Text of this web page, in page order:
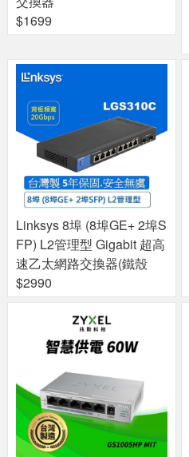
$1699
Linksys 8埠 (8埠GE+ 2埠S
FP) L2管理型 Gigabit 超高
速乙太網路交換器(鐵殼
$2990